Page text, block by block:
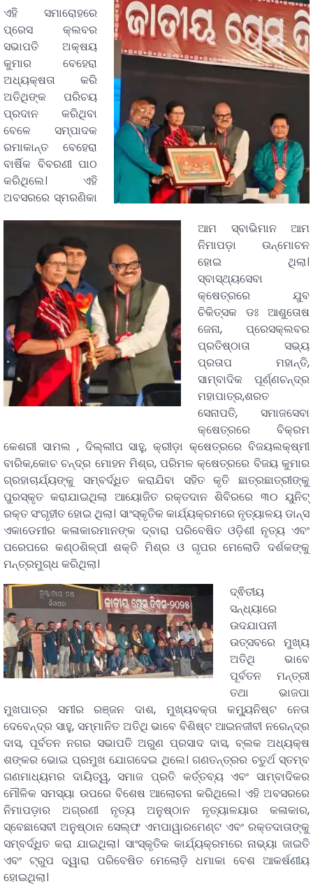
ଏହି ସମାରୋହରେ
ପ୍ରେସ କ୍ଲବର
ସଭାପତି ଅକ୍ଷୟ
କୁମାର ବେହେରା
ଅଧ୍ୟକ୍ଷତା କରି
ଅତିଥିଙ୍କ ପରିଚୟ
ପ୍ରଦାନ କରିଥିବା
ବେଳେ ସମ୍ପାଦକ
ରମାକାନ୍ତ ବେହେରା
ବାର୍ଷିକ ବିବରଣୀ ପାଠ
କରିଥିଲେ। ଏହି
ଅବସରରେ ସ୍ମରଣିକା
ଆମ ସ୍ବାଭିମାନ ଆମ
ନିମାପଡ଼ା ଉନ୍ମୋଚନ
ହୋଇ ଥିଲା।
ସ୍ବାସ୍ଥ୍ୟସେବା
କ୍ଷେତ୍ରରେ ଯୁବ
ଚିକିତ୍ସକ ଡଃ ଆଶୁତୋଷ
ଜେନା, ପ୍ରେସକ୍ଲବର
ପ୍ରତିଷ୍ଠାତା ସଭ୍ୟ
ପ୍ରତାପ ମହାନ୍ତି,
ସାମ୍ବାଦିକ ପୂର୍ଣ୍ଣଚନ୍ଦ୍ର
ମହାପାତ୍ର,ଶରତ
ସେନାପତି, ସମାଜସେବା
କ୍ଷେତ୍ରରେ ବିକ୍ରମ
କେଶରୀ ସାମଲ , ଦିଲ୍ଲୀପ ସାହୁ, କ୍ରୀଡ଼ା କ୍ଷେତ୍ରରେ ବିଜୟଲକ୍ଷ୍ମୀ
ବାରିକ,କୋଚ ଚନ୍ଦ୍ର ମୋହନ ମିଶ୍ର, ପରିମଳ କ୍ଷେତ୍ରରେ ବିଜୟ କୁମାର
ଗ୍ରହାଚାର୍ଯ୍ୟଙ୍କୁ ସମ୍ବର୍ଦ୍ଧିତ କରାଯିବା ସହିତ କୃତି ଛାତ୍ରଛାତ୍ରୀଙ୍କୁ
ପୁରସ୍କୃତ କରାଯାଇଥିଲା ଆୟୋଜିତ ରକ୍ତଦାନ ଶିବିରରେ ୩୦ ୟୁନିଟ୍
ରକ୍ତ ସଂଗୃହୀତ ହୋଇ ଥିଲା। ସାଂସ୍କୃତିକ କାର୍ଯ୍ୟକ୍ରମରେ ନୃତ୍ୟାଳୟ ଡାନ୍ସ
ଏକାଡେମୀର କଳାକାରମାନଙ୍କ ଦ୍ବାରା ପରିବେଷିତ ଓଡ଼ିଶୀ ନୃତ୍ୟ ଏବଂ
ପରେପରେ କଣ୍ଠଶିଳ୍ପୀ ଶକ୍ତି ମିଶ୍ର ଓ ଗୃପର ମେଲୋଡି ଦର୍ଶକଙ୍କୁ
ମନ୍ତ୍ରମୁଗ୍ଧ କରିଥିଲା।
ଦ୍ଵିତୀୟ
ସନ୍ଧ୍ୟାରେ
ଉଦଯାପନୀ
ଉତ୍ସବରେ ମୁଖ୍ୟ
ଅତିଥି ଭାବେ
ପୂର୍ବତନ ମନ୍ତ୍ରୀ
ତଥା ଭାଜପା
ମୁଖପାତ୍ର ସମୀର ରଞ୍ଜନ ଦାଶ, ମୁଖ୍ୟବକ୍ତା କମ୍ୟୁନିଷ୍ଟ ନେତା
ଦେବେନ୍ଦ୍ର ସାହୁ, ସମ୍ମାନିତ ଅତିଥି ଭାବେ ବିଶିଷ୍ଟ ଆଇନଜୀବୀ ନରେନ୍ଦ୍ର
ଦାସ, ପୂର୍ବତନ ନଗର ସଭାପତି ଅରୁଣ ପ୍ରସାଦ ଦାସ, ବ୍ଲକ ଅଧ୍ୟକ୍ଷ
ଶଙ୍କର ଭୋଇ ପ୍ରମୁଖ ଯୋଗଦେଇ ଥିଲେ। ଗଣତନ୍ତ୍ରର ଚତୁର୍ଥ ସ୍ତମ୍ବ
ଗଣମାଧ୍ୟମର ଦାୟିତ୍ୱ, ସମାଜ ପ୍ରତି କର୍ତ୍ତବ୍ୟ ଏବଂ ସାମ୍ବାଦିକର
ମୌଳିକ ସମସ୍ୟା ଉପରେ ବିଶେଷ ଆଲୋଚନା କରିଥିଲେ। ଏହି ଅବସରରେ
ନିମାପଡ଼ାର ଅଗ୍ରଣୀ ନୃତ୍ୟ ଅନୁଷ୍ଠାନ ନୃତ୍ୟାଳୟାର କଳାକାର,
ସ୍ବେଛାସେବୀ ଅନୁଷ୍ଠାନ ସେଲ୍ଫ ଏମପାୱାରମେଣ୍ଟ ଏବଂ ରକ୍ତଦାତାଙ୍କୁ
ସମ୍ବର୍ଦ୍ଧିତ କରା ଯାଇଥିଲା। ସାଂସ୍କୃତିକ କାର୍ଯ୍ୟକ୍ରମରେ ନାଭ୍ୟା ଜାଇତି
ଏବଂ ଟ୍ରୁପ ଦ୍ୱାରା ପରିବେଷିତ ମେଲୋଡି଼ ଧମାକା ବେଶ ଆକର୍ଷଣୀୟ
ହୋଇଥିଲା।